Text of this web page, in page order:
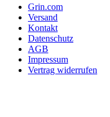
Grin.com
Versand
Kontakt
Datenschutz
AGB
Impressum
Vertrag widerrufen